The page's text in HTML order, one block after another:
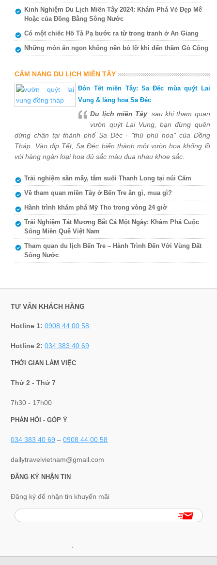
Kinh Nghiệm Du Lịch Miền Tây 2024: Khám Phá Vẻ Đẹp Mê
Hoặc của Đồng Bằng Sông Nước
Có một chiếc Hồ Tà Pạ bước ra từ trong tranh ở An Giang
Những món ăn ngon không nên bỏ lỡ khi đến thăm Gò Công
CẨM NANG DU LỊCH MIỀN TÂY
Đón Tết miền Tây: Sa Đéc mùa quýt Lai
Vung & làng hoa Sa Đéc
Du lịch miền Tây, sau khi tham quan
vườn quýt Lai Vung, bạn đừng quên
dừng chân tại thành phố Sa Đéc - "thủ phủ hoa" của Đồng
Tháp. Vào dịp Tết, Sa Đéc biến thành một vườn hoa khổng lồ
với hàng ngàn loại hoa đủ sắc màu đua nhau khoe sắc.
Trải nghiệm săn mây, tắm suối Thanh Long tại núi Cấm
Về tham quan miền Tây ở Bến Tre ăn gì, mua gì?
Hành trình khám phá Mỹ Tho trong vòng 24 giờ
Trải Nghiệm Tát Mương Bắt Cá Một Ngày: Khám Phá Cuộc
Sống Miền Quê Việt Nam
Tham quan du lịch Bến Tre – Hành Trình Đến Với Vùng Đất
Sông Nước
TƯ VẤN KHÁCH HÀNG
Hotline 1:0908 44 00 58
Hotline 2:034 383 40 69
THỜI GIAN LÀM VIỆC
Thứ 2 - Thứ 7
7h30 - 17h00
PHẢN HỒI - GÓP Ý
034 383 40 69 –0908 44 00 58
dailytravelvietnam@gmail.com
ĐĂNG KÝ NHẬN TIN
Đăng ký để nhận tin khuyến mãi
.